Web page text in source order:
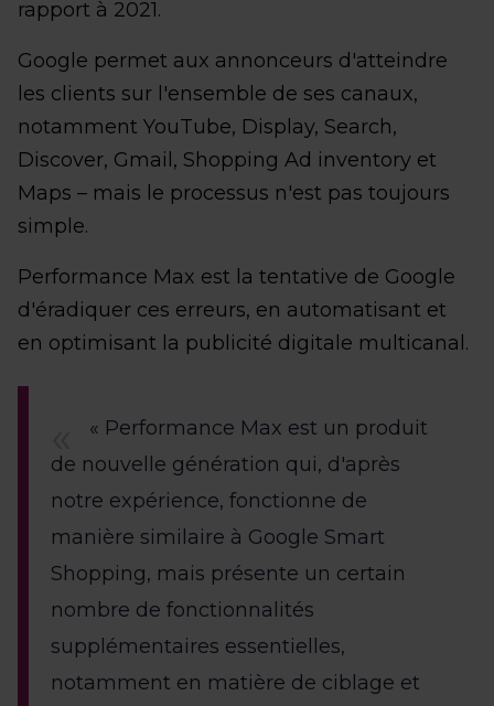
rapport à 2021.
Google permet aux annonceurs d'atteindre
les clients sur l'ensemble de ses canaux,
notamment YouTube, Display, Search,
Discover, Gmail, Shopping Ad inventory et
Maps – mais le processus n'est pas toujours
simple.
Performance Max est la tentative de Google
d'éradiquer ces erreurs, en automatisant et
en optimisant la publicité digitale multicanal.
« Performance Max est un produit
de nouvelle génération qui, d'après
notre expérience, fonctionne de
manière similaire à Google Smart
Shopping, mais présente un certain
nombre de fonctionnalités
supplémentaires essentielles,
notamment en matière de ciblage et